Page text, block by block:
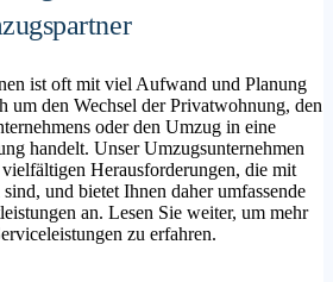
ist oft mit viel Aufwand und Planung
um den Wechsel der Privatwohnung, den
oder den Umzug in eine
handelt. Unser Umzugsunternehmen
Herausforderungen, die mit
und bietet Ihnen daher umfassende
an. Lesen Sie weiter, um mehr
zu erfahren.